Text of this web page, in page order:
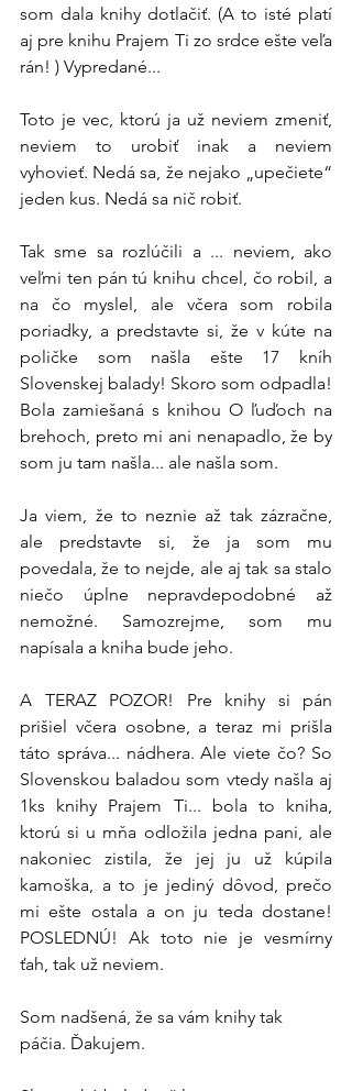
som dala knihy dotlačiť. (A to isté platí
aj pre knihu Prajem Ti zo srdce ešte veľa
rán! ) Vypredané...
Toto je vec, ktorú ja už neviem zmeniť,
neviem to urobiť inak a neviem
vyhovieť. Nedá sa, že nejako „upečiete“
jeden kus. Nedá sa nič robiť.
Tak sme sa rozlúčili a ... neviem, ako
veľmi ten pán tú knihu chcel, čo robil, a
na čo myslel, ale včera som robila
poriadky, a predstavte si, že v kúte na
poličke som našla ešte 17 kníh
Slovenskej balady! Skoro som odpadla!
Bola zamiešaná s knihou O ľuďoch na
brehoch, preto mi ani nenapadlo, že by
som ju tam našla... ale našla som.
Ja viem, že to neznie až tak zázračne,
ale predstavte si, že ja som mu
povedala, že to nejde, ale aj tak sa stalo
niečo úplne nepravdepodobné až
nemožné. Samozrejme, som mu
napísala a kniha bude jeho.
A TERAZ POZOR! Pre knihy si pán
prišiel včera osobne, a teraz mi prišla
táto správa... nádhera. Ale viete čo? So
Slovenskou baladou som vtedy našla aj
1ks knihy Prajem Ti... bola to kniha,
ktorú si u mňa odložila jedna pani, ale
nakoniec zistila, že jej ju už kúpila
kamoška, a to je jediný dôvod, prečo
mi ešte ostala a on ju teda dostane!
POSLEDNÚ! Ak toto nie je vesmírny
ťah, tak už neviem.
Som nadšená, že sa vám knihy tak
páčia. Ďakujem.